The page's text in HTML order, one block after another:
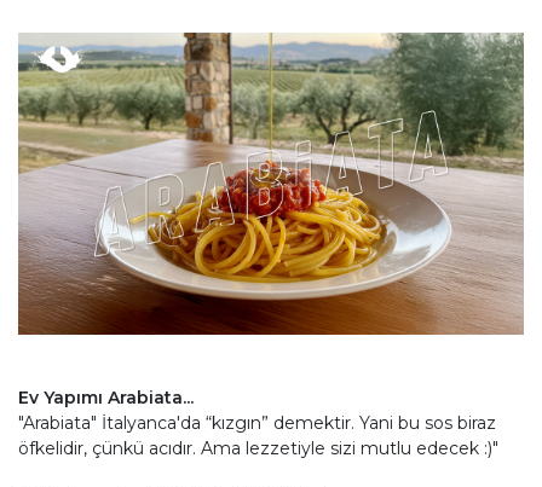
Ev Yapımı Arabiata...
"Arabiata" İtalyanca'da “kızgın” demektir. Yani bu sos biraz
öfkelidir, çünkü acıdır. Ama lezzetiyle sizi mutlu edecek :)"